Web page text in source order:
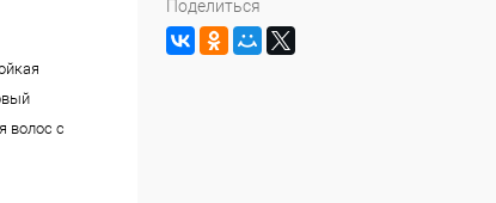
волос с
Поделиться